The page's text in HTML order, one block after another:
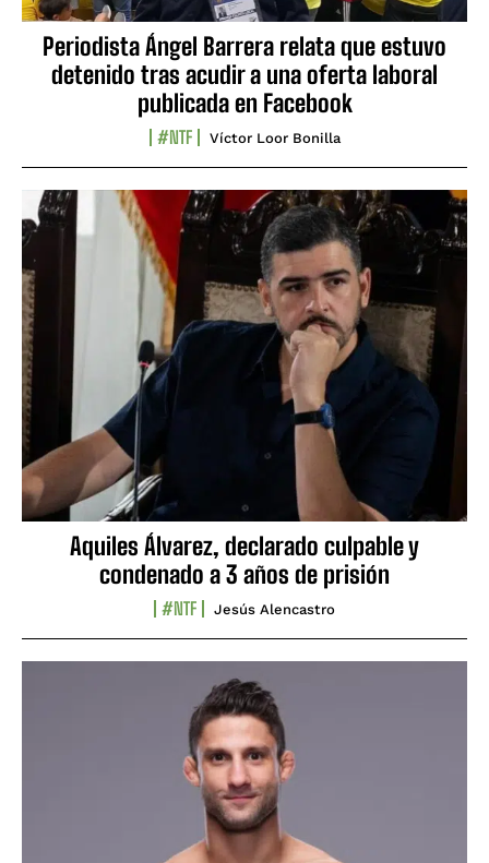
Periodista Ángel Barrera relata que estuvo
detenido tras acudir a una oferta laboral
publicada en Facebook
#NTF Víctor Loor Bonilla
Aquiles Álvarez, declarado culpable y
condenado a 3 años de prisión
#NTF Jesús Alencastro